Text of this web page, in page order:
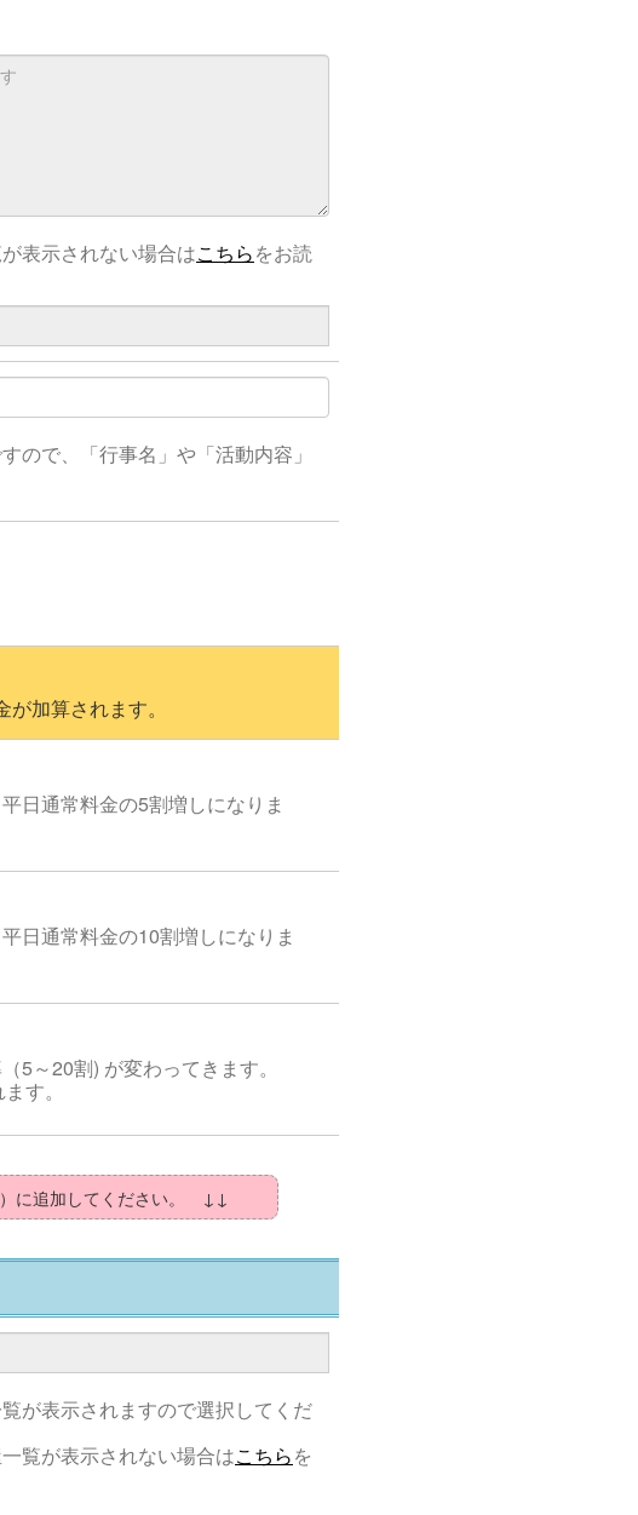
表示されない場合はこちらをお読
ので、「行事名」や「活動内容」
加算されます。
日通常料金の5割増しになりま
日通常料金の10割増しになりま
5～20割) が変わってきます。
す。
に追加してください。 ↓↓
が表示されますので選択してくだ
覧が表示されない場合はこちらを